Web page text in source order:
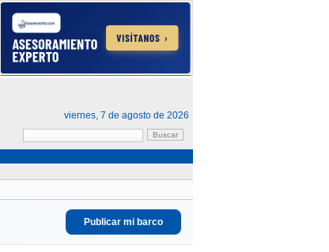
viernes, 7 de agosto de 2026
Publicar mi barco